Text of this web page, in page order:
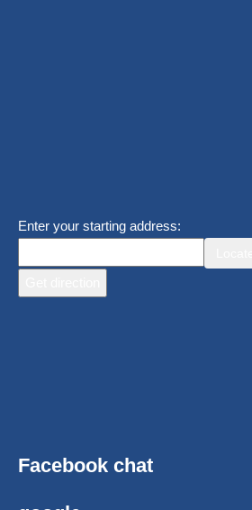
Enter your starting address:
Facebook chat